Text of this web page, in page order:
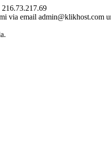
216.73.217.69
via email admin@klikhost.com